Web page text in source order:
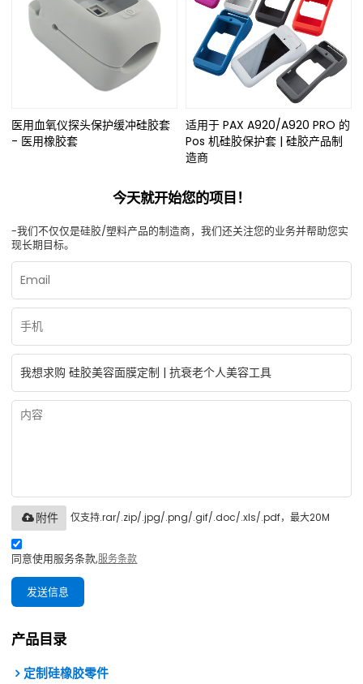
医用血氧仪探头保护缓冲硅胶套
- 医用橡胶套
适用于 PAX A920/A920 PRO 的
Pos 机硅胶保护套 | 硅胶产品制
造商
今天就开始您的项目！
-我们不仅仅是硅胶/塑料产品的制造商，我们还关注您的业务并帮助您实
现长期目标。
仅支持.rar/.zip/.jpg/.png/.gif/.doc/.xls/.pdf，最大20M
附件
同意使用服务条款,服务条款
发送信息
产品目录
定制硅橡胶零件